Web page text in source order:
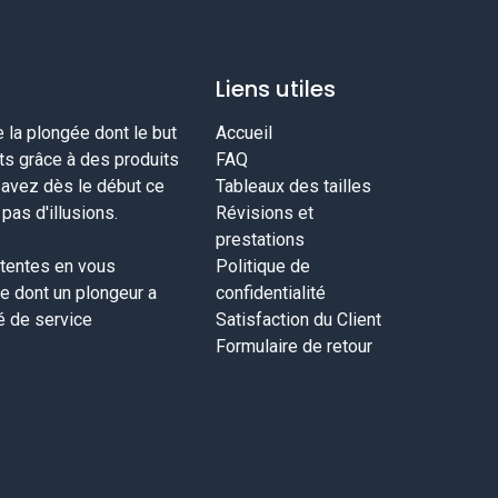
la plongée dont le but
grâce à des produits
dès le début ce
d'illusions.
en vous
dont un plongeur a
de service
Liens utiles
Accueil
FAQ
Tableaux des tailles
Révisions et
prestations
Politique de
confidentialité
Satisfaction du Client
Formulaire de retour